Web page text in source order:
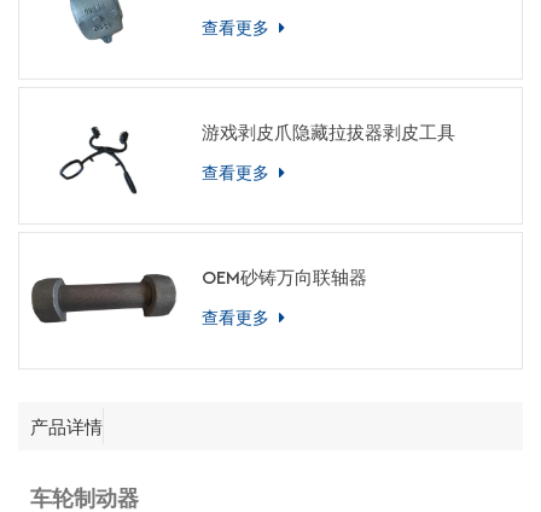
查看更多
游戏剥皮爪隐藏拉拔器剥皮工具
查看更多
OEM砂铸万向联轴器
查看更多
产品详情
车轮制动器